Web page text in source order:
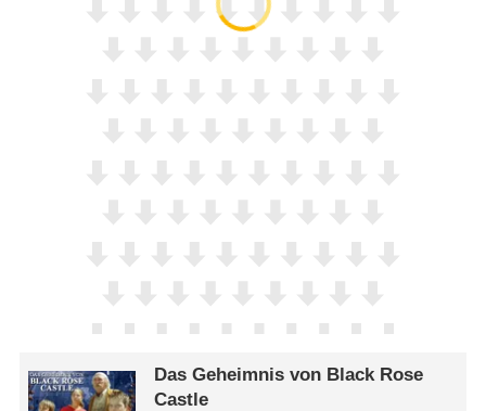
Das Geheimnis von Black Rose
Castle